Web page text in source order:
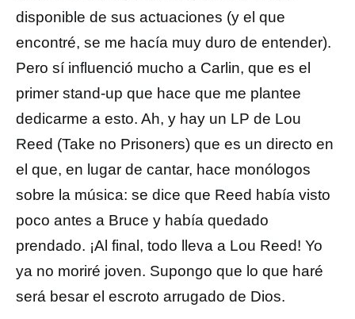
disponible de sus actuaciones (y el que
encontré, se me hacía muy duro de entender).
Pero sí influenció mucho a Carlin, que es el
primer stand-up que hace que me plantee
dedicarme a esto. Ah, y hay un LP de Lou
Reed (Take no Prisoners) que es un directo en
el que, en lugar de cantar, hace monólogos
sobre la música: se dice que Reed había visto
poco antes a Bruce y había quedado
prendado. ¡Al final, todo lleva a Lou Reed! Yo
ya no moriré joven. Supongo que lo que haré
será besar el escroto arrugado de Dios.